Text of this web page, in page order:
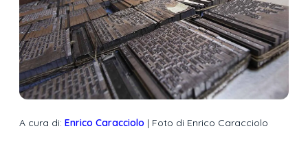
A cura di: Enrico Caracciolo | Foto di Enrico Caracciolo